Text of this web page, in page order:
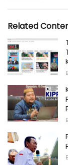
r
i
e
s
:
:Related